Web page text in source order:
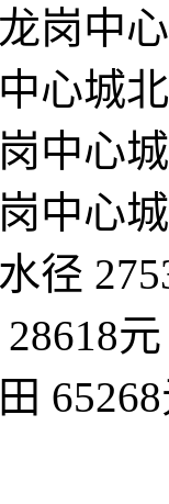
龙岗中
心城北
中心
中心
径
28618元